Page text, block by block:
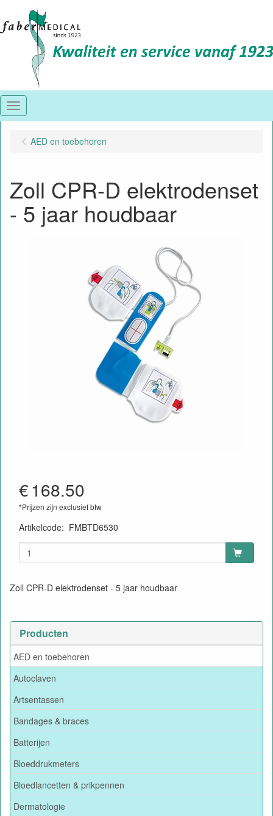
Menu
Producten
AED en toebehoren
Autoclaven
Artsentassen
Bandages & braces
Batterijen
Bloeddrukmeters
Bloedlancetten & prikpennen
Dermatologie
AED en toebehoren
Zoll CPR-D elektrodenset
- 5 jaar houdbaar
€168.50
*Prijzen zijn exclusief btw
Artikelcode: FMBTD6530
Zoll CPR-D elektrodenset - 5 jaar houdbaar